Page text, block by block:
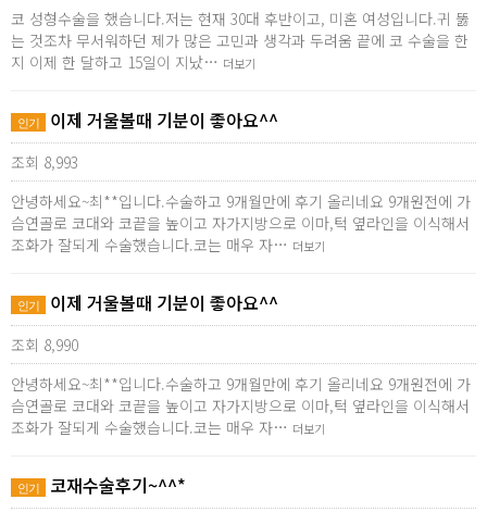
코 성형수술을 했습니다.저는 현재 30대 후반이고, 미혼 여성입니다.귀 뚫
는 것조차 무서워하던 제가 많은 고민과 생각과 두려움 끝에 코 수술을 한
지 이제 한 달하고 15일이 지났… 더보기
인기 이제 거울볼때 기분이 좋아요^^
조회 8,993
안녕하세요~최**입니다.수술하고 9개월만에 후기 올리네요 9개원전에 가
슴연골로 코대와 코끝을 높이고 자가지방으로 이마,턱 옆라인을 이식해서
조화가 잘되게 수술했습니다.코는 매우 자… 더보기
인기 이제 거울볼때 기분이 좋아요^^
조회 8,990
안녕하세요~최**입니다.수술하고 9개월만에 후기 올리네요 9개원전에 가
슴연골로 코대와 코끝을 높이고 자가지방으로 이마,턱 옆라인을 이식해서
조화가 잘되게 수술했습니다.코는 매우 자… 더보기
인기 코재수술후기~^^*